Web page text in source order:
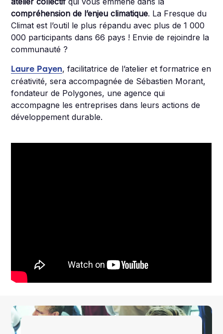
compréhension de l’enjeu climatique. La Fresque du
Climat est l’outil le plus répandu avec plus de 1 000
000 participants dans 66 pays ! Envie de rejoindre la
communauté ?
Laure Payen, facilitatrice de l’atelier et formatrice en
créativité, sera accompagnée de Sébastien Morant,
fondateur de Polygones, une agence qui
accompagne les entreprises dans leurs actions de
développement durable.